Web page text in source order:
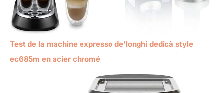
Test de la machine expresso de’longhi dedicà style
ec685m en acier chromé